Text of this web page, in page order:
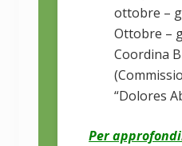
ottobre –
Ottobre –
Coordina
“Dolores
Per